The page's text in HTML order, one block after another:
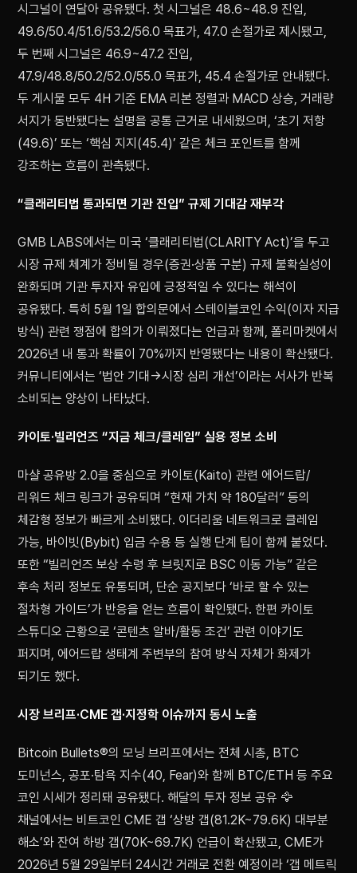
시그널이 연달아 공유됐다. 첫 시그널은 48.6~48.9 진입,
49.6/50.4/51.6/53.2/56.0 목표가, 47.0 손절가로 제시됐고,
두 번째 시그널은 46.9~47.2 진입,
47.9/48.8/50.2/52.0/55.0 목표가, 45.4 손절가로 안내됐다.
두 게시물 모두 4H 기준 EMA 리본 정렬과 MACD 상승, 거래량
서지가 동반됐다는 설명을 공통 근거로 내세웠으며, ‘초기 저항
(49.6)’ 또는 ‘핵심 지지(45.4)’ 같은 체크 포인트를 함께
강조하는 흐름이 관측됐다.
“클래리티법 통과되면 기관 진입” 규제 기대감 재부각
GMB LABS에서는 미국 ‘클래리티법(CLARITY Act)’을 두고
시장 규제 체계가 정비될 경우(증권·상품 구분) 규제 불확실성이
완화되며 기관 투자자 유입에 긍정적일 수 있다는 해석이
공유됐다. 특히 5월 1일 합의문에서 스테이블코인 수익(이자 지급
방식) 관련 쟁점에 합의가 이뤄졌다는 언급과 함께, 폴리마켓에서
2026년 내 통과 확률이 70%까지 반영됐다는 내용이 확산됐다.
커뮤니티에서는 ‘법안 기대→시장 심리 개선’이라는 서사가 반복
소비되는 양상이 나타났다.
카이토·빌리언즈 “지금 체크/클레임” 실용 정보 소비
마샬 공유방 2.0을 중심으로 카이토(Kaito) 관련 에어드랍/
리워드 체크 링크가 공유되며 “현재 가치 약 180달러” 등의
체감형 정보가 빠르게 소비됐다. 이더리움 네트워크로 클레임
가능, 바이빗(Bybit) 입금 수용 등 실행 단계 팁이 함께 붙었다.
또한 “빌리언즈 보상 수령 후 브릿지로 BSC 이동 가능” 같은
후속 처리 정보도 유통되며, 단순 공지보다 ‘바로 할 수 있는
절차형 가이드’가 반응을 얻는 흐름이 확인됐다. 한편 카이토
스튜디오 근황으로 ‘콘텐츠 알바/활동 조건’ 관련 이야기도
퍼지며, 에어드랍 생태계 주변부의 참여 방식 자체가 화제가
되기도 했다.
시장 브리프·CME 갭·지정학 이슈까지 동시 노출
Bitcoin Bullets®의 모닝 브리프에서는 전체 시총, BTC
도미넌스, 공포·탐욕 지수(40, Fear)와 함께 BTC/ETH 등 주요
코인 시세가 정리돼 공유됐다. 해달의 투자 정보 공유 🦅
채널에서는 비트코인 CME 갭 ‘상방 갭(81.2K~79.6K) 대부분
해소’와 잔여 하방 갭(70K~69.7K) 언급이 확산됐고, CME가
2026년 5월 29일부터 24시간 거래로 전환 예정이라 ‘갭 메트릭